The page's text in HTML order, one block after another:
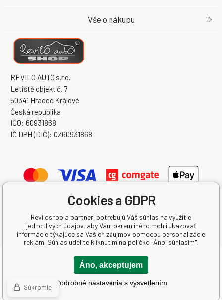
REVILO AUTO s.r.o.
Letiště objekt č. 7
50341 Hradec Králové
Česká republika
IČO: 60931868
IČ DPH (DIČ): CZ60931868
Vše o nákupu
Copyright © 2026 REVILO AUTO s.r.o.
Všetky práva vyhradené.
Created by binargon.cz-Mapa stránok
Cookies a GDPR
Reviloshop a partneri potrebujú Váš súhlas na využitie
jednotlivých údajov, aby Vám okrem iného mohli ukazovať
informácie týkajúce sa Vašich záujmov pomocou personalizácie
reklám. Súhlas udelíte kliknutím na políčko "Áno, súhlasím".
Áno, akceptujem
Podrobné nastavenia s vysvetlením
Súkromie